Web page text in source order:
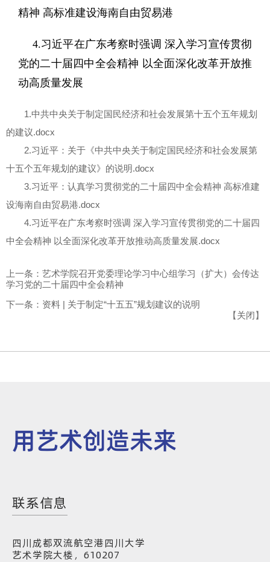
精神 高标准建设海南自由贸易港
4.习近平在广东考察时强调 深入学习宣传贯彻
党的二十届四中全会精神 以全面深化改革开放推
动高质量发展
1.中共中央关于制定国民经济和社会发展第十五个五年规划
的建议.docx
2.习近平：关于《中共中央关于制定国民经济和社会发展第
十五个五年规划的建议》的说明.docx
3.习近平：认真学习贯彻党的二十届四中全会精神 高标准建
设海南自由贸易港.docx
4.习近平在广东考察时强调 深入学习宣传贯彻党的二十届四
中全会精神 以全面深化改革开放推动高质量发展.docx
上一条：艺术学院召开党委理论学习中心组学习（扩大）会传达
学习党的二十届四中全会精神
下一条：资料 | 关于制定“十五五”规划建议的说明
【关闭】
用艺术创造未来
联系信息
四川成都双流航空港四川大学
艺术学院大楼，610207